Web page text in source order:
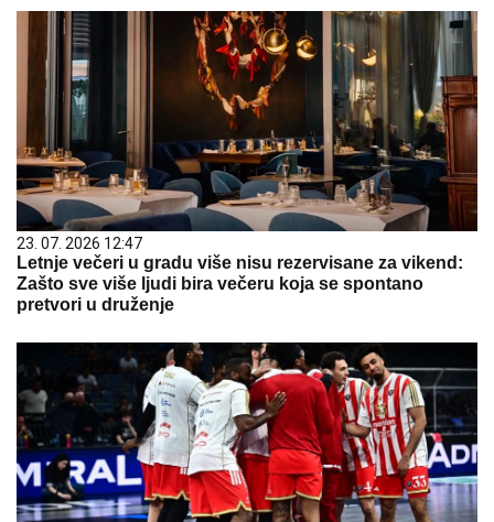
23. 07. 2026 12:47
Letnje večeri u gradu više nisu rezervisane za vikend:
Zašto sve više ljudi bira večeru koja se spontano
pretvori u druženje